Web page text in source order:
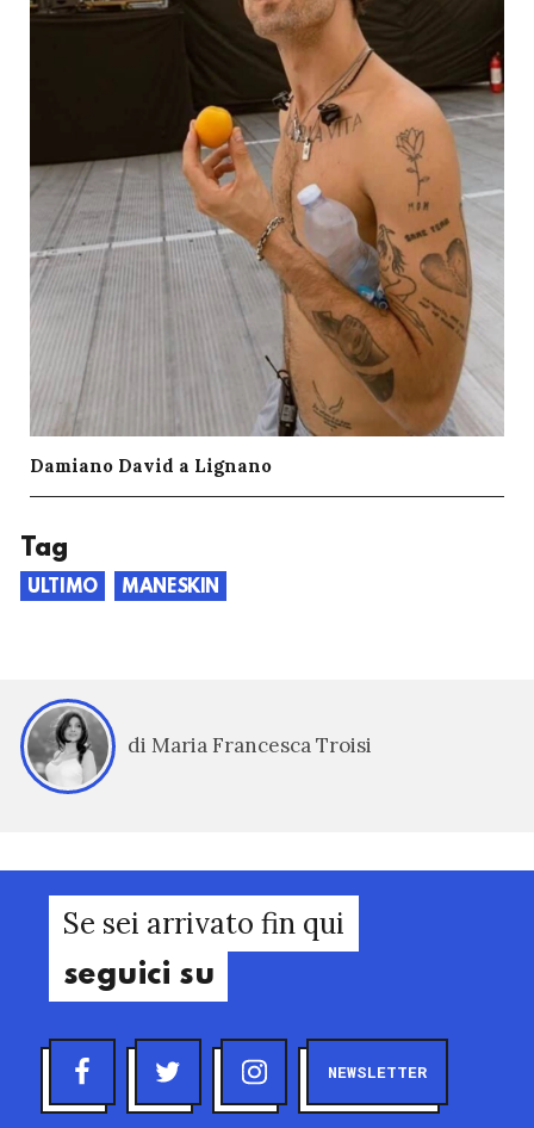
Damiano David a Lignano
Tag
ULTIMO MANESKIN
di Maria Francesca Troisi
Se sei arrivato fin qui
seguici su
NEWSLETTER